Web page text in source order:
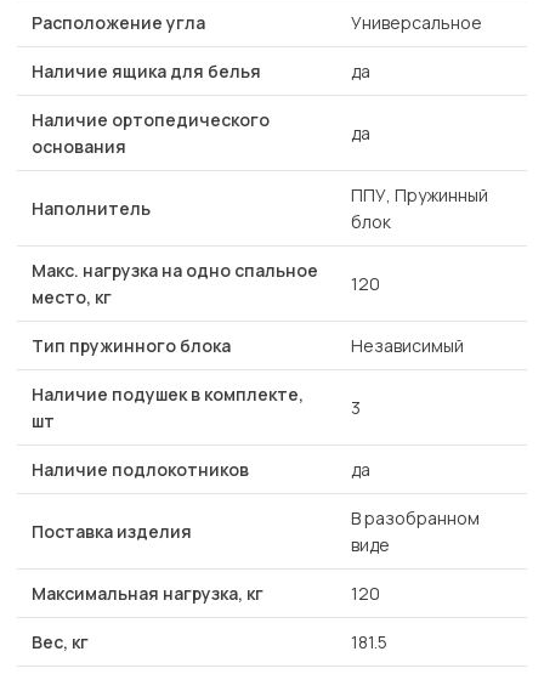
Расположение угла Универсальное
Наличие ящика для белья да
Наличие ортопедического
основания
да
Наполнитель
ППУ, Пружинный
блок
Макс. нагрузка на одно спальное
место, кг
120
Тип пружинного блока Независимый
Наличие подушек в комплекте,
шт
3
Наличие подлокотников да
Поставка изделия
В разобранном
виде
Максимальная нагрузка, кг 120
Вес, кг 181.5